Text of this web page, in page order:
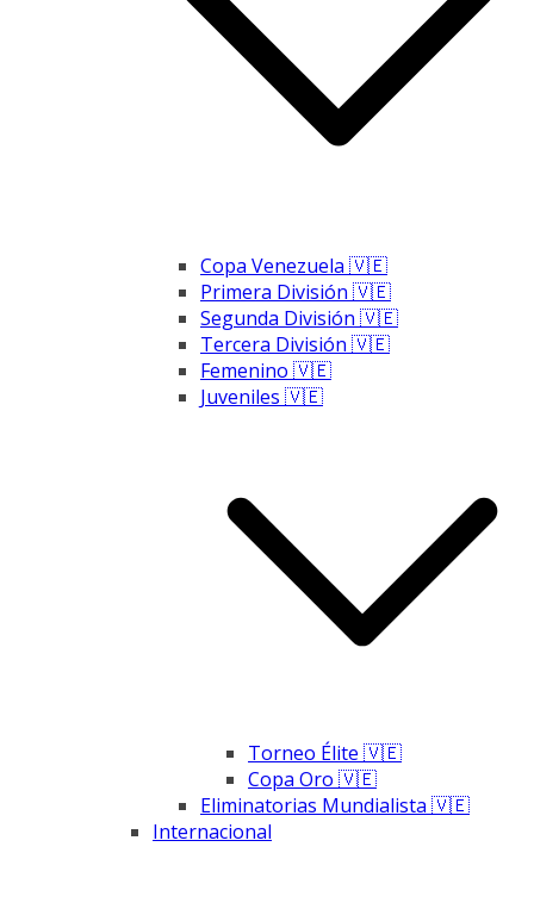
Copa Venezuela 🇻🇪
Primera División 🇻🇪
Segunda División 🇻🇪
Tercera División 🇻🇪
Femenino 🇻🇪
Juveniles 🇻🇪
Torneo Élite 🇻🇪
Copa Oro 🇻🇪
Eliminatorias Mundialista 🇻🇪
Internacional